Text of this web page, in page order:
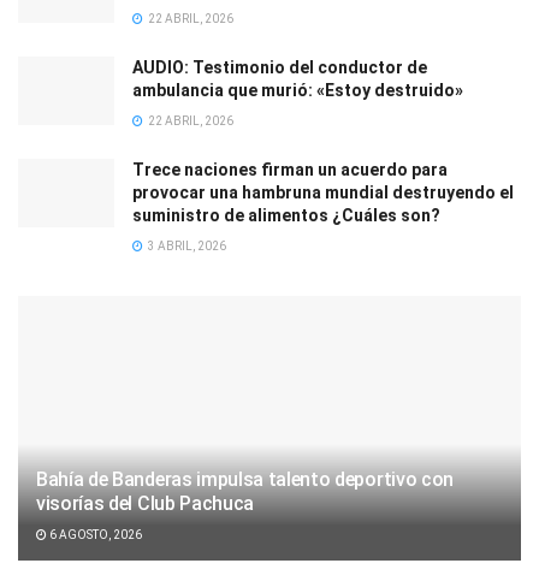
22 ABRIL, 2026
AUDIO: Testimonio del conductor de
ambulancia que murió: «Estoy destruido»
22 ABRIL, 2026
Trece naciones firman un acuerdo para
provocar una hambruna mundial destruyendo el
suministro de alimentos ¿Cuáles son?
3 ABRIL, 2026
Bahía de Banderas impulsa talento deportivo con
visorías del Club Pachuca
6 AGOSTO, 2026